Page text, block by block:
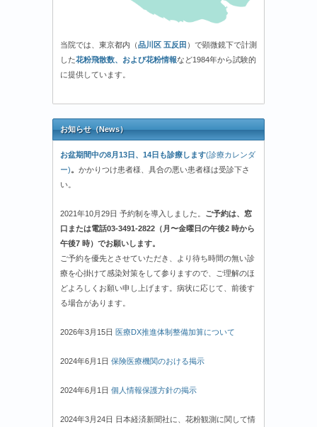
当院では、東京都内（品川区 五反田 ）で顕微鏡下で計測
した花粉飛散数、および花粉情報など1984年から試験的
に提供しています。
お知らせ（News）
お盆期間中の8月13日、14日も診療します(診療カレンダ
ー)。 かかりつけ患者様、具合の悪い患者様は受診下さ
い。
2021年10月29日 予約制を導入しました。 ご予約は、窓
口または電話03-3491-2822（月〜金曜日の午後2 時から
午後7 時）でお願いします。
ご予約を優先とさせていただき、より待ち時間の無い診
療を心掛けて感染対策をして参りますので、ご理解のほ
どよろしくお願い申し上げます。病状に応じて、前後す
る場合があります。
2026年3月15日 医療DX推進体制整備加算について
2024年6月1日 保険医療機関のおける掲示
2024年6月1日 個人情報保護方針の掲示
2024年3月24日 日本経済新聞社に、花粉観測に関して情